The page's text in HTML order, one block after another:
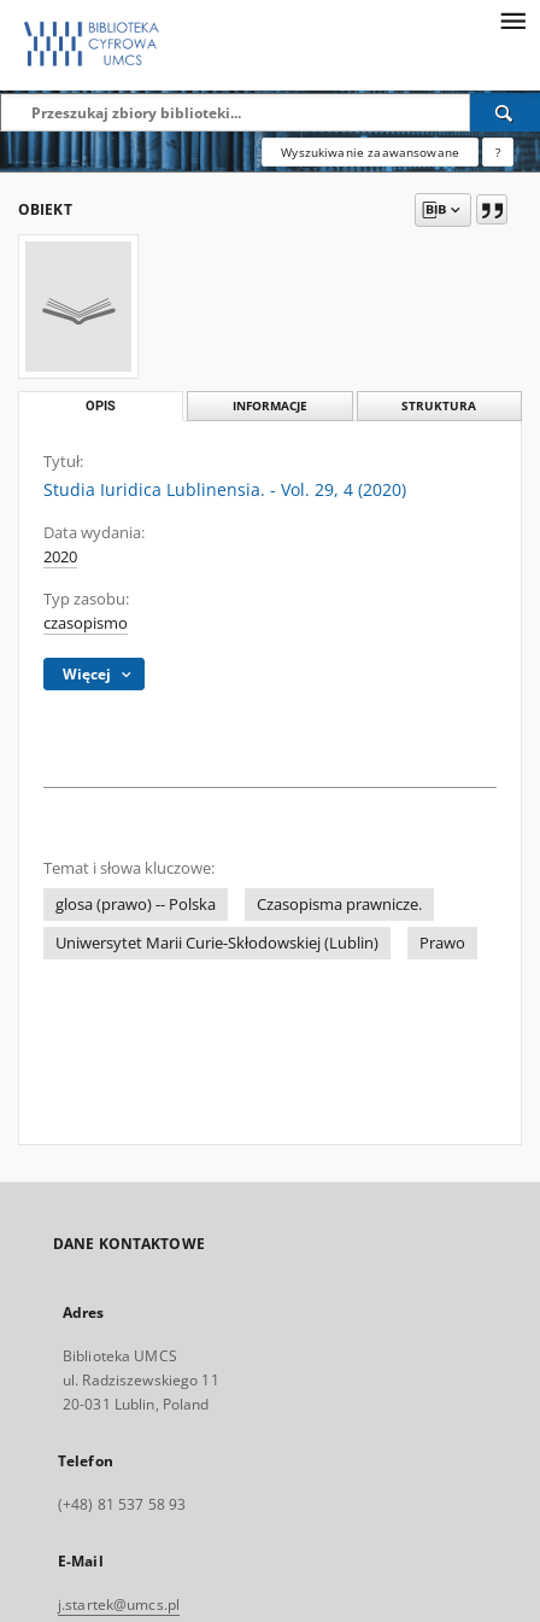
Wyszukiwanie zaawansowane ?
OBIEKT
OPIS INFORMACJE STRUKTURA
Tytuł:
Studia Iuridica Lublinensia. - Vol. 29, 4 (2020)
Data wydania:
2020
Typ zasobu:
czasopismo
Więcej
Temat i słowa kluczowe:
glosa (prawo) -- Polska
Czasopisma prawnicze.
Uniwersytet Marii Curie-Skłodowskiej (Lublin)
Prawo
DANE KONTAKTOWE
Adres
Biblioteka UMCS
ul. Radziszewskiego 11
20-031 Lublin, Poland
Telefon
(+48) 81 537 58 93
E-Mail
j.startek@umcs.pl